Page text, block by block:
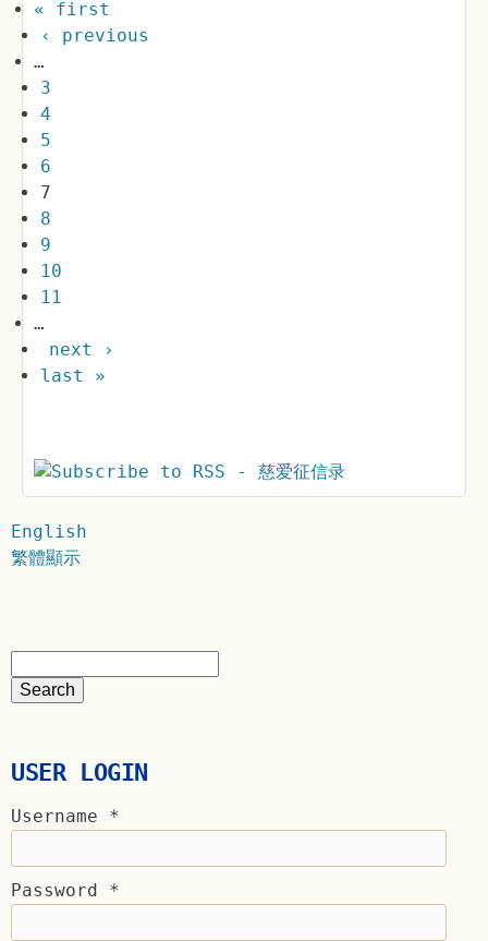
« first
‹ previous
…
3
4
5
6
7
8
9
10
11
…
next ›
last »
English
繁體顯示
USER LOGIN
Username *
Password *